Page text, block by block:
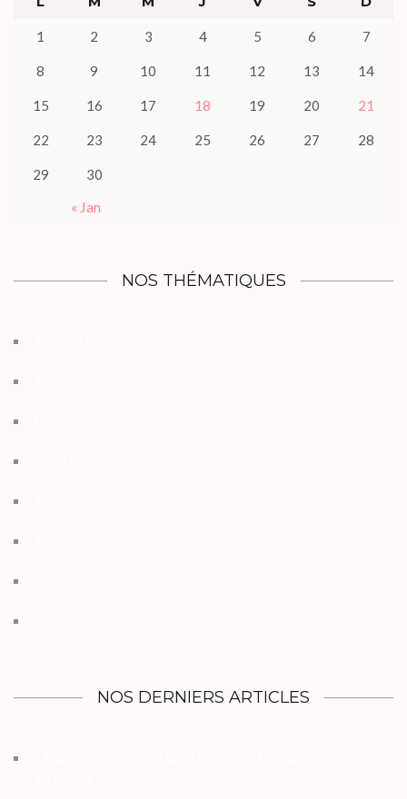
1 2 3 4 5 6 7
8 9 10 11 12 13 14
15 16 17 18 19 20 21
22 23 24 25 26 27 28
29 30
« Jan
NOS THÉMATIQUES
NOS DERNIERS ARTICLES